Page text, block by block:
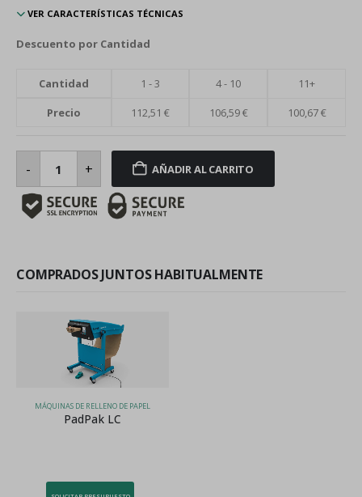
VER CARACTERÍSTICAS TÉCNICAS
Descuento por Cantidad
Cantidad 1 - 3 4 - 10
11+
Precio
112,51 € 106,59€ 100,67€
-
Paquete
papel
relleno
90
gramos
para
PadPak
+ AÑADIR AL CARRITO
COMPRADOS JUNTOS HABITUALMENTE
MÁQUINAS DE RELLENO DE PAPEL
PadPak LC